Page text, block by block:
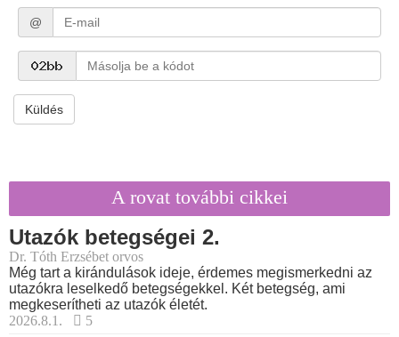
@
Küldés
A rovat további cikkei
Utazók betegségei 2.
Dr. Tóth Erzsébet orvos
Még tart a kirándulások ideje, érdemes megismerkedni az
utazókra leselkedő betegségekkel. Két betegség, ami
megkeserítheti az utazók életét.
2026.8.1.
5